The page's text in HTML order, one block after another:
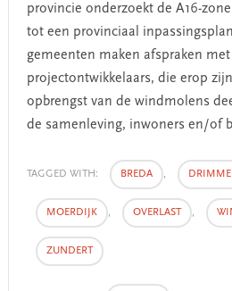
provincie onderzoekt de A16-
tot een provinciaal
gemeenten maken afspraken
projectontwikkelaars, die erop
opbrengst van de windmolens
de samenleving, inwoners en/of
TAGGED WITH: BREDA ,
MOERDIJK , OVERLAST ,
ZUNDERT